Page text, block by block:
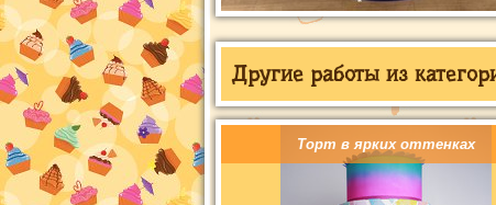
Другие работы из
Торт в ярких оттенках